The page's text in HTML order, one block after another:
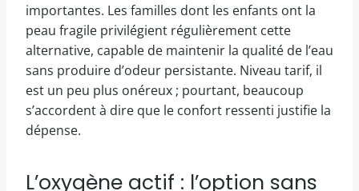
importantes. Les familles dont les enfants ont la
peau fragile privilégient régulièrement cette
alternative, capable de maintenir la qualité de l’eau
sans produire d’odeur persistante. Niveau tarif, il
est un peu plus onéreux ; pourtant, beaucoup
s’accordent à dire que le confort ressenti justifie la
dépense.
L’oxygène actif : l’option sans